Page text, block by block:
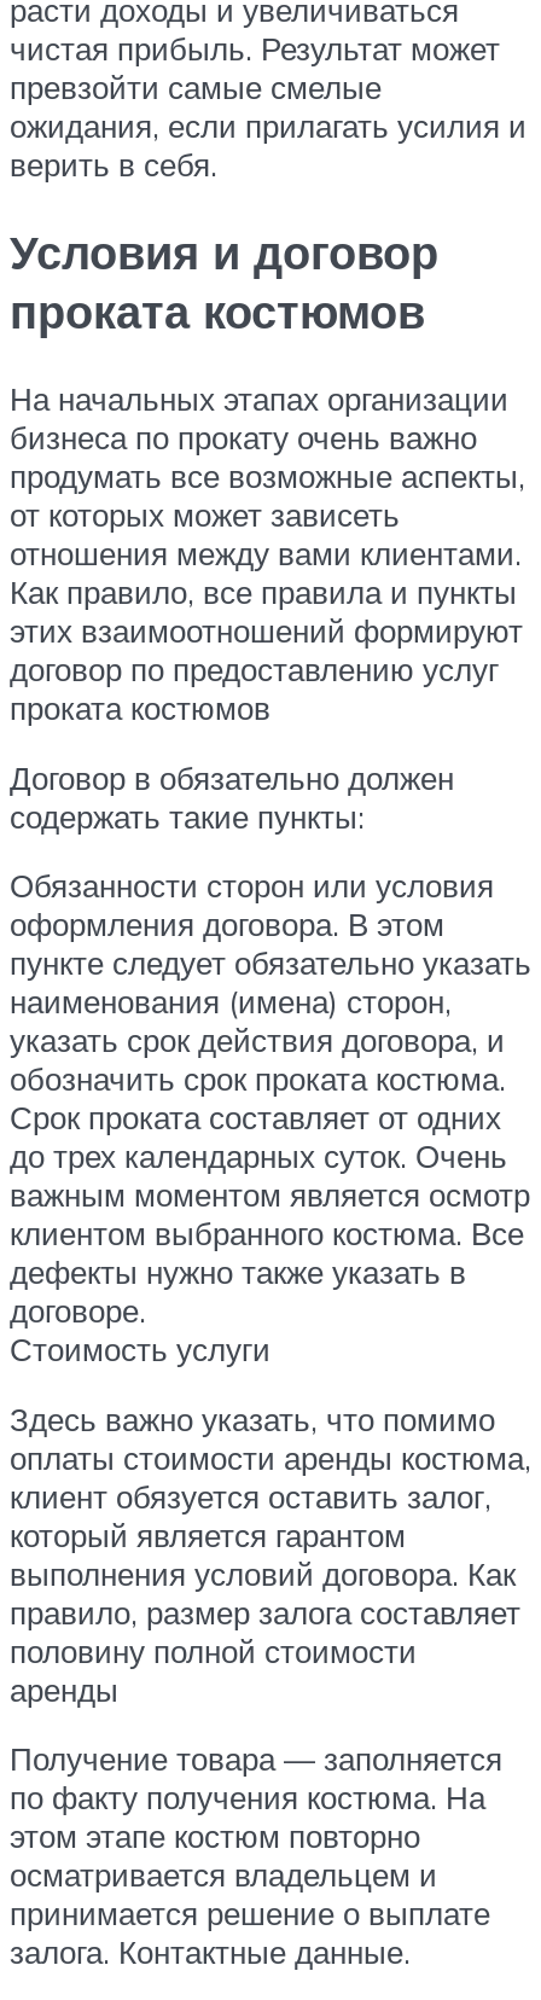
расти доходы и увеличиваться
чистая прибыль. Результат может
превзойти самые смелые
ожидания, если прилагать усилия и
верить в себя.
Условия и договор
проката костюмов
На начальных этапах организации
бизнеса по прокату очень важно
продумать все возможные аспекты,
от которых может зависеть
отношения между вами клиентами.
Как правило, все правила и пункты
этих взаимоотношений формируют
договор по предоставлению услуг
проката костюмов
Договор в обязательно должен
содержать такие пункты:
Обязанности сторон или условия
оформления договора. В этом
пункте следует обязательно указать
наименования (имена) сторон,
указать срок действия договора, и
обозначить срок проката костюма.
Срок проката составляет от одних
до трех календарных суток. Очень
важным моментом является осмотр
клиентом выбранного костюма. Все
дефекты нужно также указать в
договоре.
Стоимость услуги
Здесь важно указать, что помимо
оплаты стоимости аренды костюма,
клиент обязуется оставить залог,
который является гарантом
выполнения условий договора. Как
правило, размер залога составляет
половину полной стоимости
аренды
Получение товара — заполняется
по факту получения костюма. На
этом этапе костюм повторно
осматривается владельцем и
принимается решение о выплате
залога. Контактные данные.